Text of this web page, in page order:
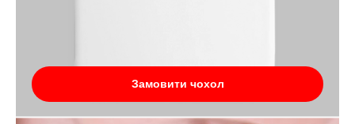
Замовити чохол